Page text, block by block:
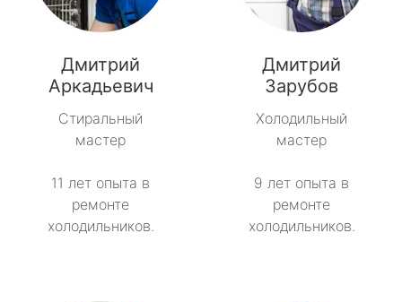
Дмитрий
Аркадьевич
Стиральный
мастер
11 лет опыта в
ремонте
холодильников.
Дмитрий
Зарубов
Холодильный
мастер
9 лет опыта в
ремонте
холодильников.